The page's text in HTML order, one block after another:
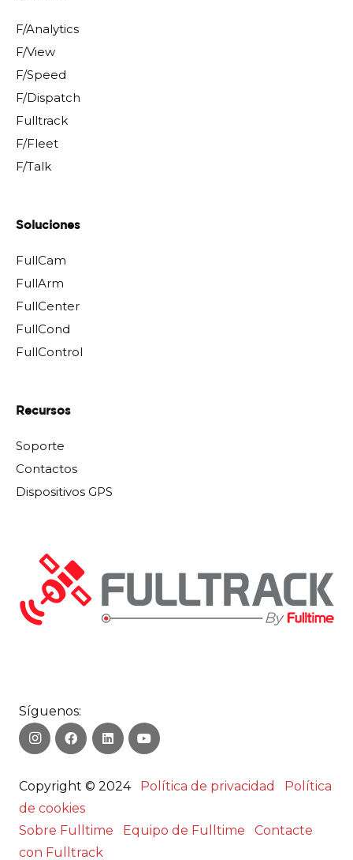
F/Analytics
F/View
F/Speed
F/Dispatch
Fulltrack
F/Fleet
F/Talk
Soluciones
FullCam
FullArm
FullCenter
FullCond
FullControl
Recursos
Soporte
Contactos
Dispositivos GPS
Síguenos:
Copyright © 2024 Política de privacidad
Política
de cookies
Sobre Fulltime
Equipo de Fulltime
Contacte
con Fulltrack